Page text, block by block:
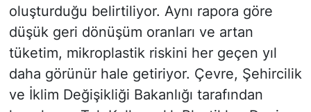
oluşturduğu belirtiliyor. Aynı rapora göre
düşük geri dönüşüm oranları ve artan
tüketim, mikroplastik riskini her geçen yıl
daha görünür hale getiriyor. Çevre, Şehircilik
ve İklim Değişikliği Bakanlığı tarafından